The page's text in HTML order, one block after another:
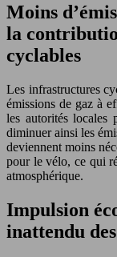
Moins
la
cyclables
Les infrastructures
émissions de gaz à
les autorités locales
diminuer ainsi les
deviennent moins
pour le vélo, ce qui
atmosphérique.
Impulsion
inattendu